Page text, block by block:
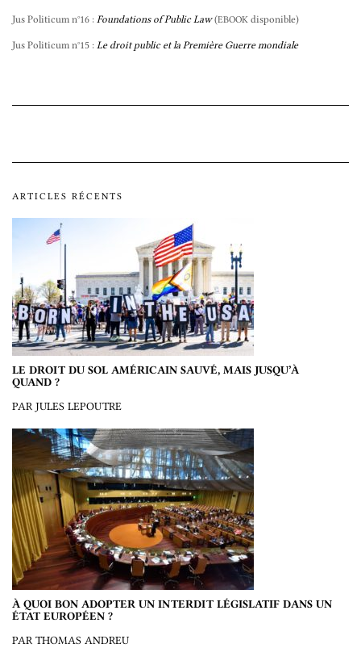
Jus Politicum n°16 : Foundations of Public Law (EBOOK disponible)
Jus Politicum n°15 : Le droit public et la Première Guerre mondiale
ARTICLES RÉCENTS
LE DROIT DU SOL AMÉRICAIN SAUVÉ, MAIS JUSQU’À
QUAND ?
PAR JULES LEPOUTRE
À QUOI BON ADOPTER UN INTERDIT LÉGISLATIF DANS UN
ÉTAT EUROPÉEN ?
PAR THOMAS ANDREU